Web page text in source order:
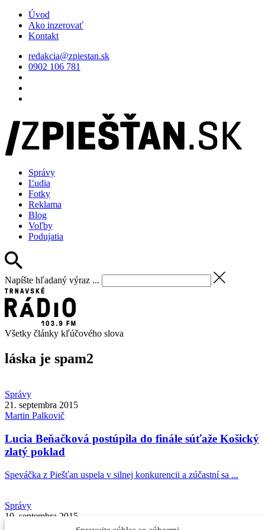
Úvod
Ako inzerovať
Kontakt
redakcia@zpiestan.sk
0902 106 781
Správy
Ľudia
Fotky
Reklama
Blog
Voľby
Podujatia
Napíšte hľadaný výraz ...
Všetky články kľúčového slova
láska je spam2
Správy
21. septembra 2015
Martin Palkovič
Lucia Beňačková postúpila do finále súťaže Košický
zlatý poklad
Speváčka z Piešťan uspela v silnej konkurencii a zúčastní sa ...
Správy
10. septembra 2015